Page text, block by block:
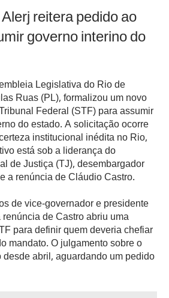
reitera pedido ao
governo interino do
Legislativa do Rio de
Ruas (PL), formalizou um novo
Federal (STF) para assumir
do estado. A solicitação ocorre
institucional inédita no Rio,
está sob a liderança do
de Justiça (TJ), desembargador
a renúncia de Cláudio Castro.
de vice-governador e presidente
de Castro abriu uma
para definir quem deveria chefiar
mandato. O julgamento sobre o
abril, aguardando um pedido